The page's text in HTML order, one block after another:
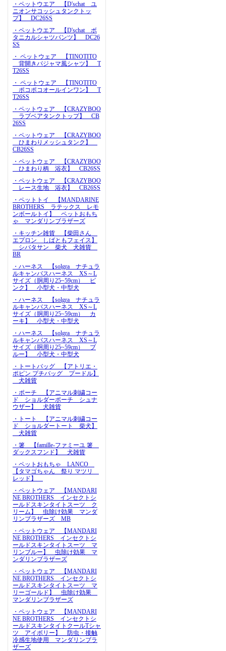
・ペットウエア 【D'schat ユ
ニオンサコッシュタンクトッ
プ】 DC26SS
・ペットウエア 【D'schat ボ
タニカルシャツパンツ】 DC26
SS
・ ペットウェア 【TINOTITO
背開きパジャマ風シャツ】 T
T26SS
・ ペットウェア 【TINOTITO
ポコポコオールインワン】 T
T26SS
・ペットウェア 【CRAZYBOO
ラブベアタンクトップ】 CB
26SS
・ペットウェア 【CRAZYBOO
ひまわりメッシュタンク】
CB26SS
・ペットウェア 【CRAZYBOO
ひまわり柄 浴衣】 CB26SS
・ペットウェア 【CRAZYBOO
レース生地 浴衣】 CB26SS
・ペットトイ 【MANDARINE
BROTHERS ラテックス レモ
ンボールトイ】 ペットおもち
ゃ マンダリンブラザーズ
・キッチン雑貨 【柴田さん
エプロン しばともフェイス】
シバタサン 柴犬 犬雑貨
BR
・ハーネス 【solgra ナチュラ
ルキャンバスハーネス XS～L
サイズ（胴周り25~59cm） ピ
ンク】 小型犬・中型犬
・ハーネス 【solgra ナチュラ
ルキャンバスハーネス XS～L
サイズ（胴周り25~59cm） カ
ーキ】 小型犬・中型犬
・ハーネス 【solgra ナチュラ
ルキャンバスハーネス XS～L
サイズ（胴周り25~59cm） ブ
ルー】 小型犬・中型犬
・トートバッグ 【アトリエ・
ポピン プチバッグ プードル】
犬雑貨
・ポーチ 【アニマル刺繍コー
ド ショルダーポーチ シュナ
ウザー】 犬雑貨
・トート 【アニマル刺繍コー
ド ショルダートート 柴犬】
犬雑貨
・箸 【famille-ファミーユ 箸
ダックスフンド】 犬雑貨
・ペットおもちゃ LANCO
【タマゴちゃん 祭り マツリ
レッド】
・ペットウェア 【MANDARI
NE BROTHERS インセクトシ
ールドスキンタイトスーツ ク
リーム】 虫除け効果 マンダ
リンブラザーズ MB
・ペットウェア 【MANDARI
NE BROTHERS インセクトシ
ールドスキンタイトスーツ マ
リンブルー】 虫除け効果 マ
ンダリンブラザーズ
・ペットウェア 【MANDARI
NE BROTHERS インセクトシ
ールドスキンタイトスーツ マ
リーゴールド】 虫除け効果
マンダリンブラザーズ
・ペットウェア 【MANDARI
NE BROTHERS インセクトシ
ールドスキンタイトクールTシャ
ツ アイボリー】 防虫・接触
冷感生地使用 マンダリンブラ
ザーズ